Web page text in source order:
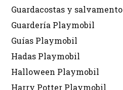
Guardacostas y salvamento
Guardería Playmobil
Guías Playmobil
Hadas Playmobil
Halloween Playmobil
Harry Potter Playmobil